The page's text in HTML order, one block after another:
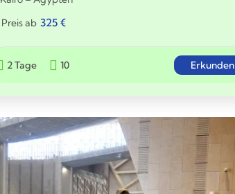
Preis ab 325 €
2 Tage 10 Erkunden